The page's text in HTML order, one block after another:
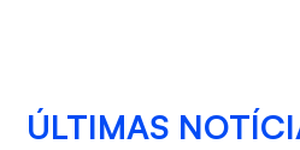
ÚLTIMAS